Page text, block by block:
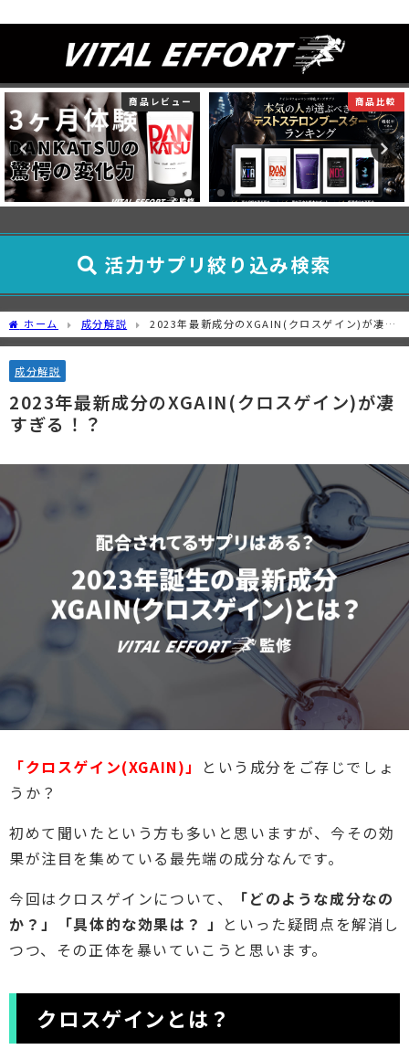
商品比較 生活習慣
活力サプリ絞り込み検索
ホーム 成分解説
2023年最新成分のXGAIN(クロスゲイン)が凄す
ぎる！？
成分解説
2023年最新成分のXGAIN(クロスゲイン)が凄
すぎる！？
「クロスゲイン(XGAIN)」
という成分をご存じでしょ
うか？
初めて聞いたという方も多いと思いますが、今その効
果が注目を集めている最先端の成分なんです。
今回はクロスゲインについて、
「どのような成分なの
か？」「具体的な効果は？ 」 といった疑問点を解消し
つつ、その正体を暴いていこうと思います。
クロスゲインとは？